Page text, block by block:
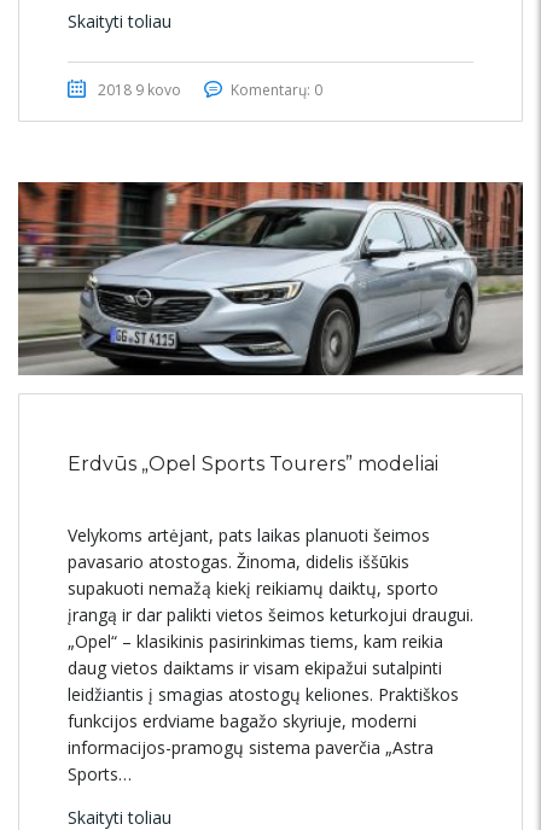
Skaityti toliau
2018 9 kovo Komentarų: 0
Erdvūs „Opel Sports Tourers” modeliai
Velykoms artėjant, pats laikas planuoti šeimos
pavasario atostogas. Žinoma, didelis iššūkis
supakuoti nemažą kiekį reikiamų daiktų, sporto
įrangą ir dar palikti vietos šeimos keturkojui draugui.
„Opel“ – klasikinis pasirinkimas tiems, kam reikia
daug vietos daiktams ir visam ekipažui sutalpinti
leidžiantis į smagias atostogų keliones. Praktiškos
funkcijos erdviame bagažo skyriuje, moderni
informacijos-pramogų sistema paverčia „Astra
Sports…
Skaityti toliau